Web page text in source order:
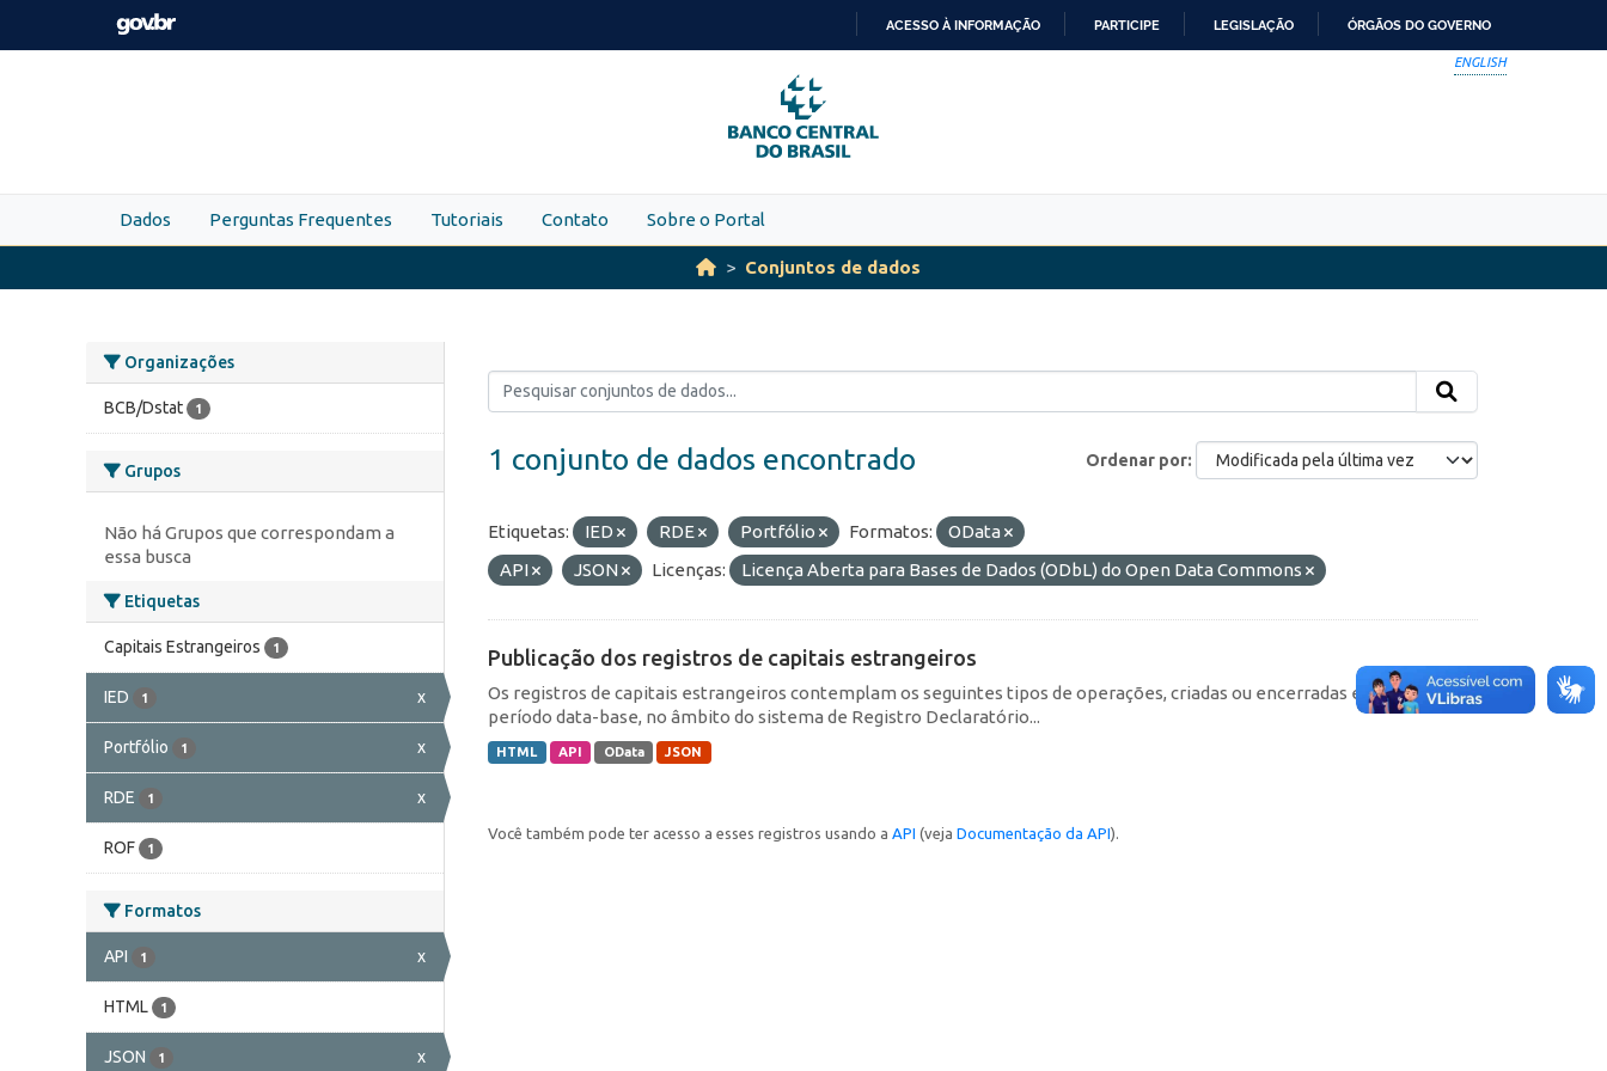
Skip to main content
PARA
O
CONTEÚDO
ACESSO À INFORMAÇÃO PARTICIPE LEGISLAÇÃO ÓRGÃOS DO GOVERNO
ENGLISH
Dados Perguntas Frequentes Tutoriais Contato Sobre o Portal
Conjuntos de dados
Organizações
BCB/Dstat 1
Grupos
Não há Grupos que correspondam a
essa busca
Etiquetas
Capitais Estrangeiros 1
IED 1 x
Portfólio 1 x
RDE 1 x
ROF 1
Formatos
API 1 x
HTML 1
JSON 1 x
Ordenar por
1 conjunto de dados encontrado
Etiquetas: IED RDE Portfólio Formatos:
OData
API
JSON Licenças: Licença Aberta para Bases de Dados (ODbL) do Open Data Commons
Publicação dos registros de capitais estrangeiros
Os registros de capitais estrangeiros contemplam os seguintes tipos de operações, criadas ou encerradas em cada
período data-base, no âmbito do sistema de Registro Declaratório...
HTML API OData JSON
Você também pode ter acesso a esses registros usando a API (veja Documentação da API).